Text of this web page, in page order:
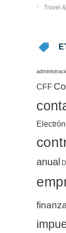
Travel
CFF
anual